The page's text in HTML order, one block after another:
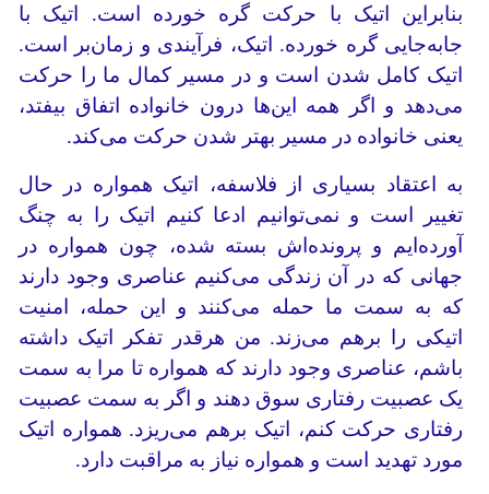
بنابراین اتیک با حرکت گره خورده است. اتیک با
جابه‌جایی گره خورده. اتیک، فرآیندی و زمان‌بر است.
اتیک کامل شدن است و در مسیر کمال ما را حرکت
می‌دهد و اگر همه این‌ها درون خانواده اتفاق بیفتد،
یعنی خانواده در مسیر بهتر شدن حرکت می‌کند.
به اعتقاد بسیاری از فلاسفه، اتیک همواره در حال
تغییر است و نمی‌توانیم ادعا کنیم اتیک را به چنگ
آورده‌ایم و پرونده‌اش بسته شده، چون همواره در
جهانی که در آن زندگی می‌کنیم عناصری وجود دارند
که به سمت ما حمله می‌کنند و این حمله، امنیت
اتیکی را برهم می‌زند. من هرقدر تفکر اتیک داشته
باشم، عناصری وجود دارند که همواره تا مرا به سمت
یک عصبیت رفتاری سوق دهند و اگر به سمت عصبیت
رفتاری حرکت کنم، اتیک برهم می‌ریزد. همواره اتیک
مورد تهدید است و همواره نیاز به مراقبت دارد.